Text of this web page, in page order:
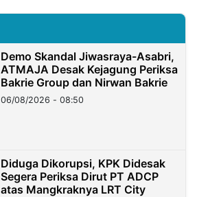
Demo Skandal Jiwasraya-Asabri,
ATMAJA Desak Kejagung Periksa
Bakrie Group dan Nirwan Bakrie
06/08/2026 - 08:50
Diduga Dikorupsi, KPK Didesak
Segera Periksa Dirut PT ADCP
atas Mangkraknya LRT City